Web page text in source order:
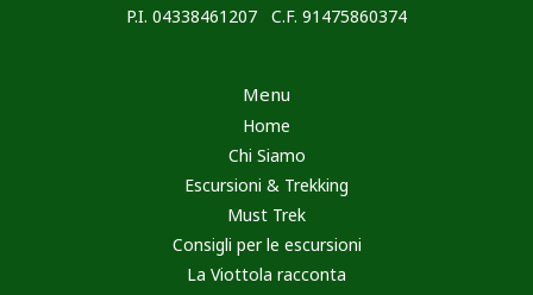
P.I. 04338461207 C.F. 91475860374
Menu
Home
Chi Siamo
Escursioni & Trekking
Must Trek
Consigli per le escursioni
La Viottola racconta